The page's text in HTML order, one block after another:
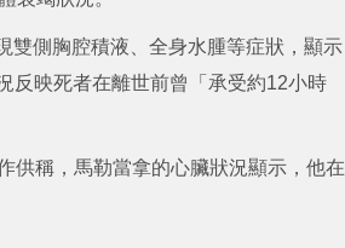
雙側胸腔積液、全身水腫等症狀，顯示
反映死者在離世前曾「承受約12小時
供稱，馬勒當拿的心臟狀況顯示，他在